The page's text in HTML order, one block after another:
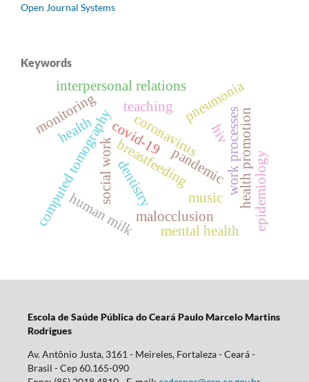
Open Journal Systems
Keywords
coronavirus
covid-19
computed tomography
pneumonia
social work
health work processes
pandemic
breastfeeding
human milk
health promotion
monitoring teaching
dentistry
interpersonal relations
malocclusion epidemiology
mental health
hiv
music
Escola de Saúde Pública do Ceará Paulo Marcelo Martins
Rodrigues
Av. Antônio Justa, 3161 - Meireles, Fortaleza - Ceará -
Brasil - Cep 60.165-090